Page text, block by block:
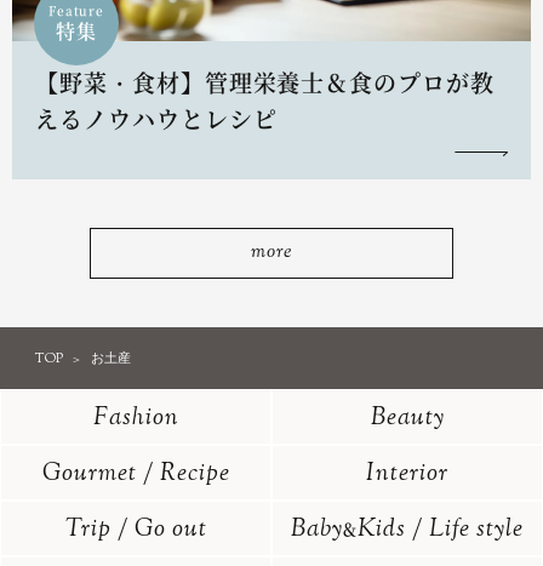
Feature
特集
【野菜・食材】管理栄養士＆食のプロが教
えるノウハウとレシピ
more
TOP お土産
Fashion
Beauty
Gourmet / Recipe
Interior
Trip / Go out
Baby&Kids / Life style